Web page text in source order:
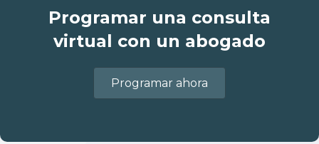
Programar una consulta
virtual con un abogado
Programar ahora